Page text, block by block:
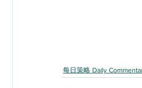
每日策略 Daily